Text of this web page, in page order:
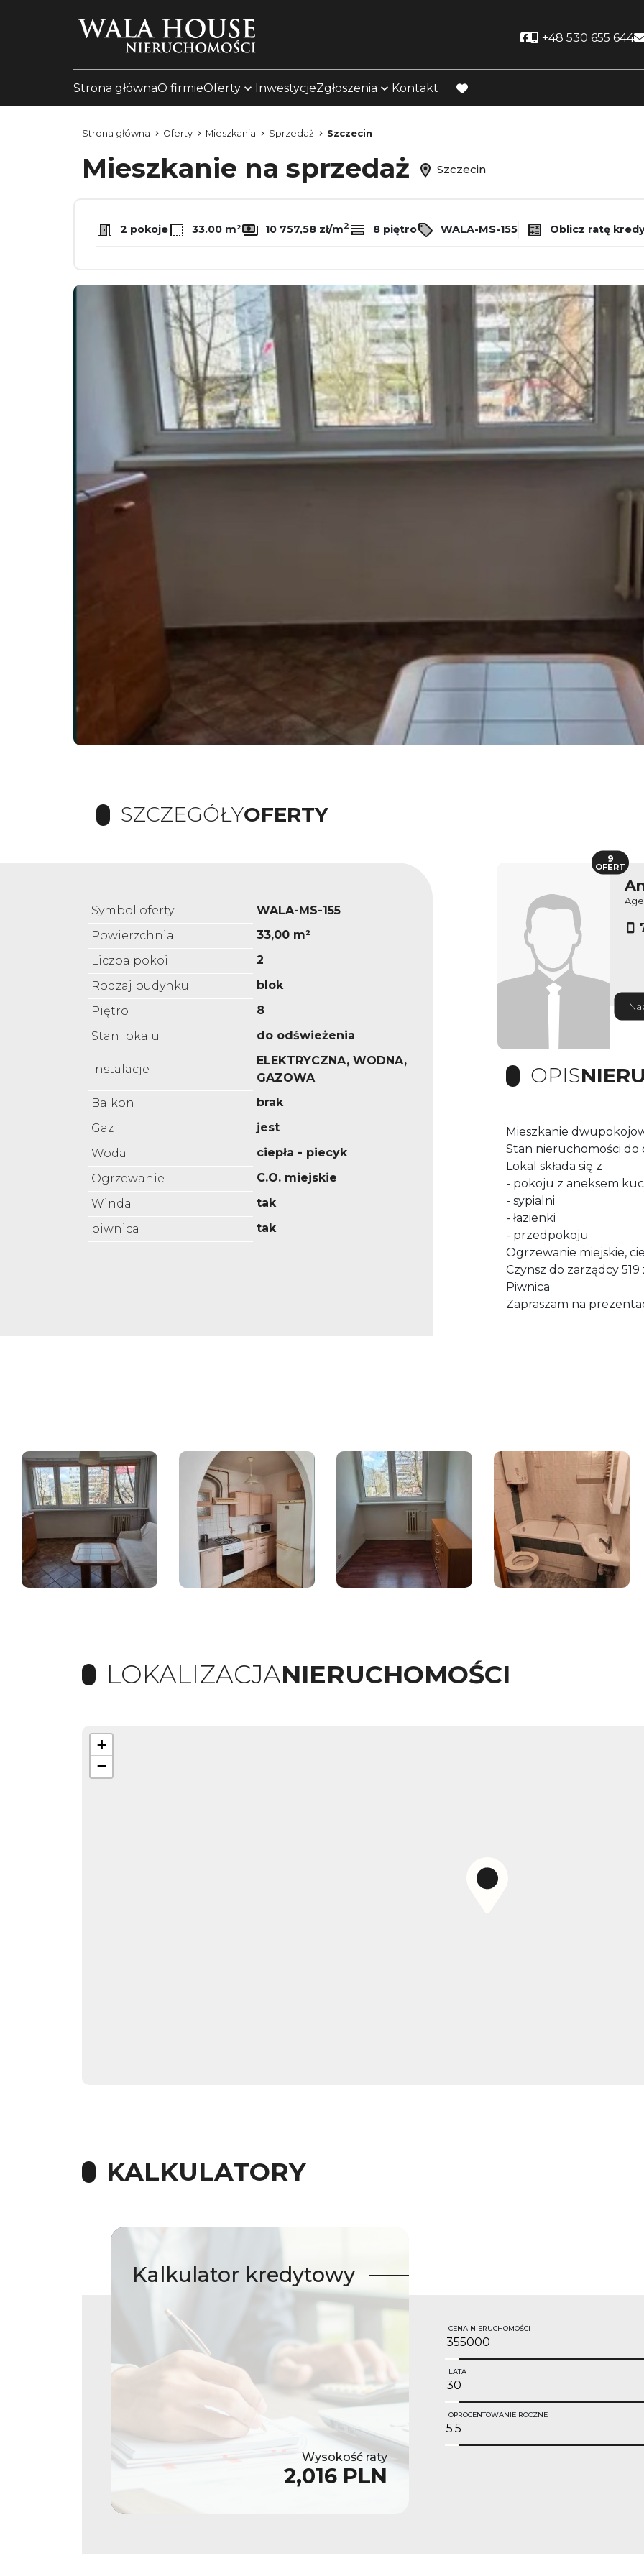
Social link
+48 530 655 644
Strona głównaO firmieOferty InwestycjeZgłoszenia Kontakt
favorite
Strona główna Oferty Mieszkania Sprzedaż Szczecin
Mieszkanie na sprzedaż Szczecin
2 pokoje 33.00 m² 10 757,58 zł/m2 8 piętro WALA-MS-155 Oblicz ratę
SZCZEGÓŁYOFERTY
Symbol oferty
WALA-MS-155
Powierzchnia
33,00 m²
Liczba pokoi
2
Rodzaj budynku
blok
Piętro
8
Stan lokalu
do odświeżenia
Instalacje
ELEKTRYCZNA, WODNA,
GAZOWA
Balkon
brak
Gaz
jest
Woda
ciepła - piecyk
Ogrzewanie
C.O. miejskie
Winda
tak
piwnica
tak
9
OFERT
OPIS
Mieszkanie
Stan nieruchomości do
Lokal składa się z
- pokoju z aneksem
- sypialni
- łazienki
- przedpokoju
Ogrzewanie miejskie,
Czynsz do zarządcy 519
Piwnica
Zapraszam na
LOKALIZACJANIERUCHOMOŚCI
+
−
KALKULATORY
Kalkulator kredytowy
Wysokość raty
2,016 PLN
CENA NIERUCHOMOŚCI
LATA
OPROCENTOWANIE ROCZNE